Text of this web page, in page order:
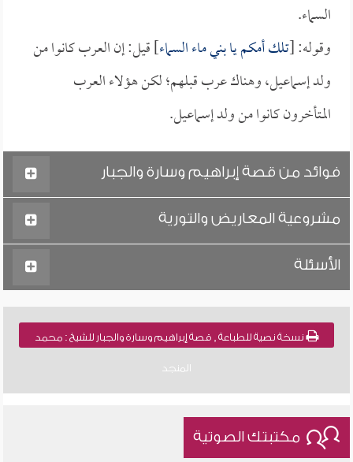
السماء.
وقوله: [تلك أمكم يا بني ماء السماء] قيل: إن العرب كانوا من
ولد إسماعيل، وهناك عرب قبلهم؛ لكن هؤلاء العرب
المتأخرون كانوا من ولد إسماعيل.
فوائد من قصة إبراهيم وسارة والجبار
مشروعية المعاريض والتورية
الأسئلة
نسخة نصية للطباعة , قصة إبراهيم وسارة والجبار للشيخ : محمد
المنجد
مكتبتك الصوتية